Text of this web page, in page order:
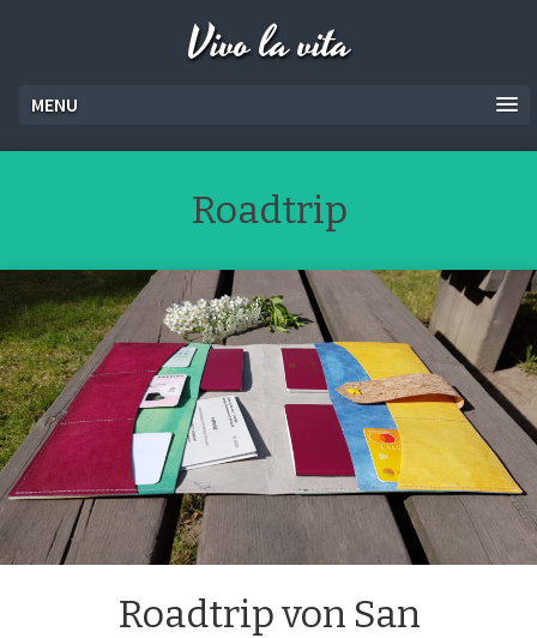
Vivo la vita
MENU
Roadtrip
Roadtrip von San